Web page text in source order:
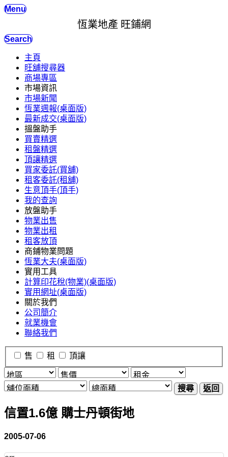
Menu
恆業地產 旺鋪網
Search
主頁
旺舖搜尋器
商場專區
市場資訊
市場新聞
恆業週報(桌面版)
最新成交(桌面版)
搵盤助手
買賣精選
租盤精選
頂讓精選
買家委託(買舖)
租客委託(租舖)
生意頂手(頂手)
我的查詢
放盤助手
物業出售
物業出租
租客放頂
商鋪物業問題
恆業大夫(桌面版)
實用工具
計算印花稅(物業)(桌面版)
實用網址(桌面版)
關於我們
公司簡介
就業機會
聯絡我們
售 租 頂讓
搜尋 返回
信置1.6億 購士丹頓街地
2005-07-06